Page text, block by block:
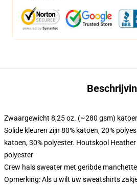
Zwaargewicht 8,25 oz. (~280 gsm)
Solide kleuren zijn 80% katoen, 20%
katoen, 30% polyester. Houtskool
polyester
Crew hals sweater met geribde
Opmerking: Als u wilt uw sweatshirts